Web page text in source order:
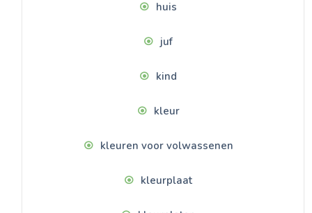
huis
juf
kind
kleur
kleuren voor volwassenen
kleurplaat